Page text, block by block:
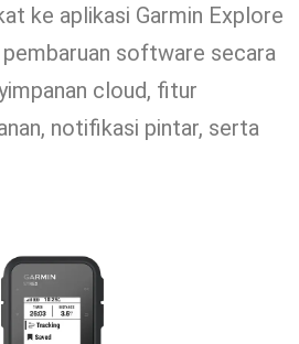
ke aplikasi Garmin Explore
software secara
cloud, fitur
notifikasi pintar, serta